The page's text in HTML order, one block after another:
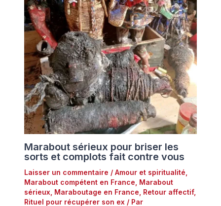
Marabout sérieux pour briser les
sorts et complots fait contre vous
Laisser un commentaire / Amour et spiritualité
Marabout compétent en France Marabout
sérieux Maraboutage en France Retour affectif,
Rituel pour récupérer son ex / Par